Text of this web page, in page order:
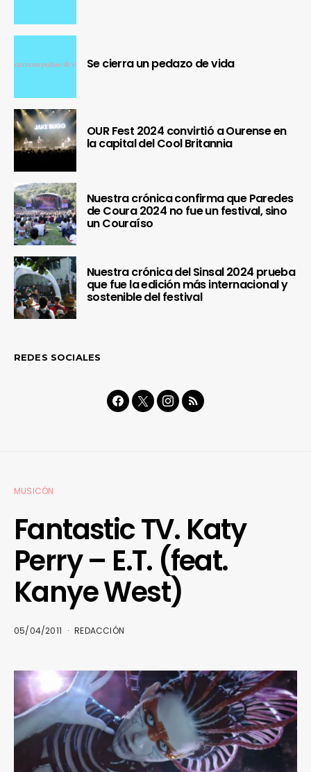
Se cierra un pedazo de vida
OUR Fest 2024 convirtió a Ourense en
la capital del Cool Britannia
Nuestra crónica confirma que Paredes
de Coura 2024 no fue un festival, sino
un Couraíso
Nuestra crónica del Sinsal 2024 prueba
que fue la edición más internacional y
sostenible del festival
REDES SOCIALES
MUSICÓN
Fantastic TV. Katy
Perry – E.T. (feat.
Kanye West)
05/04/2011 REDACCIÓN